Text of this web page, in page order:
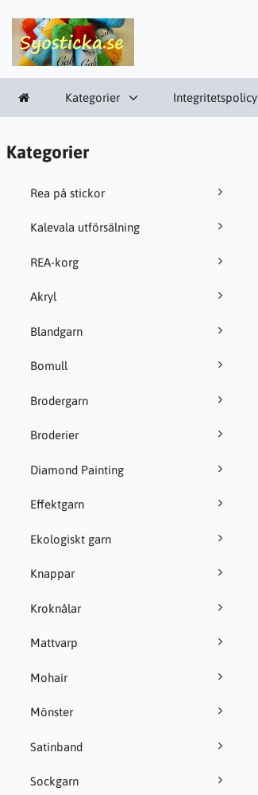
Kategorier Integritetspolicy
Kategorier
Rea på stickor
Kalevala utförsälning
REA-korg
Akryl
Blandgarn
Bomull
Brodergarn
Broderier
Diamond Painting
Effektgarn
Ekologiskt garn
Knappar
Kroknålar
Mattvarp
Mohair
Mönster
Satinband
Sockgarn